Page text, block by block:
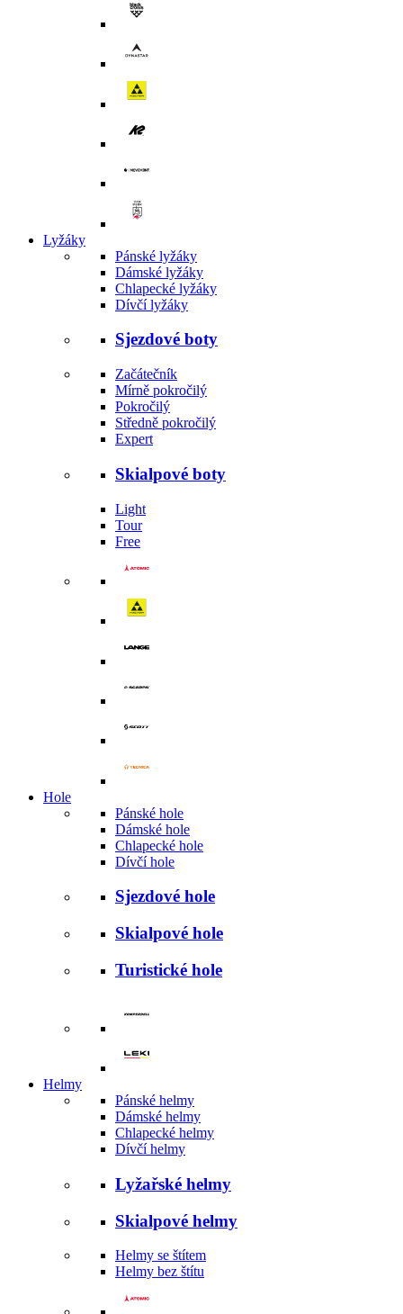
Lyžáky
Pánské lyžáky
Dámské lyžáky
Chlapecké lyžáky
Dívčí lyžáky
Sjezdové boty
Začátečník
Mírně pokročilý
Pokročilý
Středně pokročilý
Expert
Skialpové boty
Light
Tour
Free
Hole
Pánské hole
Dámské hole
Chlapecké hole
Dívčí hole
Sjezdové hole
Skialpové hole
Turistické hole
Helmy
Pánské helmy
Dámské helmy
Chlapecké helmy
Dívčí helmy
Lyžařské helmy
Skialpové helmy
Helmy se štítem
Helmy bez štítu